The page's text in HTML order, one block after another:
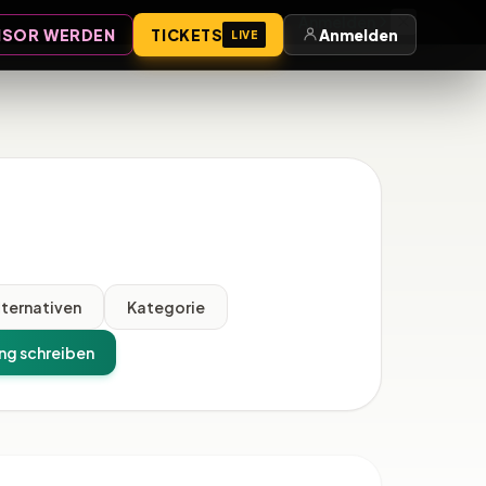
Anmelden
WERDEN TICKETS LIVE Anmelden
Kategorie
schreiben